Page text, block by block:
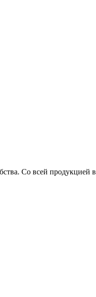
Со всей продукцией